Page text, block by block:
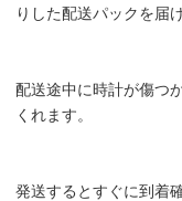
りした配送パックを届
配送途中に時計が傷つ
くれます。
発送するとすぐに到着